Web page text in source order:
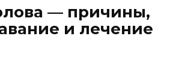
— причины,
и лечение